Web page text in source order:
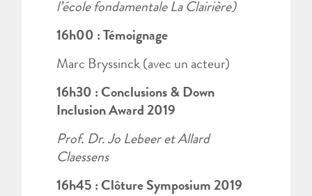
l’école fondamentale La Clairière)
16h00 : Témoignage
Marc Bryssinck (avec un acteur)
16h30 : Conclusions & Down
Inclusion Award 2019
Prof. Dr. Jo Lebeer et Allard
Claessens
16h45 : Clôture Symposium 2019